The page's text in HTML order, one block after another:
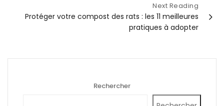
Next Reading
Protéger votre compost des rats : les 11 meilleures
pratiques à adopter
Rechercher